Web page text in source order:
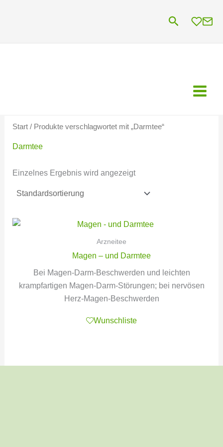
Suchen
Start/ Produkte verschlagwortet mit „Darmtee“
Darmtee
Einzelnes Ergebnis wird angezeigt
Arzneitee
Magen – und Darmtee
Bei Magen-Darm-Beschwerden und leichten
krampfartigen Magen-Darm-Störungen; bei nervösen
Herz-Magen-Beschwerden
Wunschliste